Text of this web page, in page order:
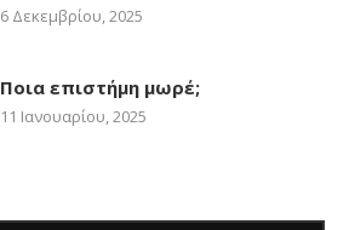
6 Δεκεμβρίου, 2025
Ποια επιστήμη μωρέ;
11 Ιανουαρίου, 2025